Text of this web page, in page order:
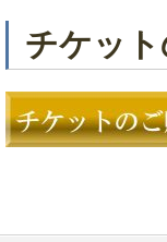
チケッ